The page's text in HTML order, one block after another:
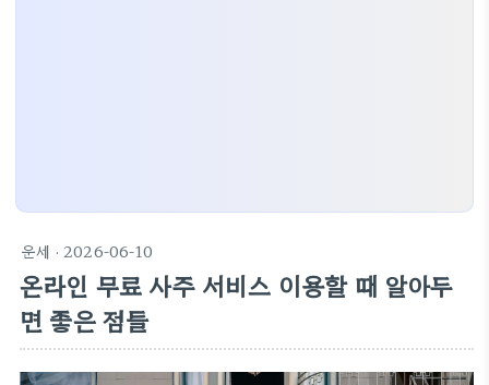
운세 · 2026-06-10
온라인 무료 사주 서비스 이용할 때 알아두
면 좋은 점들